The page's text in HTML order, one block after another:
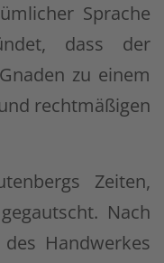
Sprache
dass der
zu einem
rechtmäßigen
Zeiten,
Nach
Handwerkes